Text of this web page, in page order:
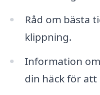
Råd om bästa
klippning.
Information
din häck för att